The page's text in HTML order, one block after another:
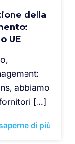
della
UE
abbiamo
[…]
di più